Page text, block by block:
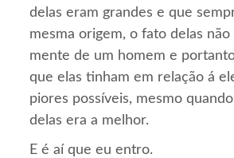
delas eram grandes e que
mesma origem, o fato delas
mente de um homem e
que elas tinham em relação á
piores possíveis, mesmo
delas era a melhor.
E é aí que eu entro.